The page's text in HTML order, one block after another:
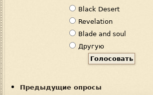
а
н
т
ы
Black Desert
Revelation
Blade and soul
Другую
Предыдущие опросы